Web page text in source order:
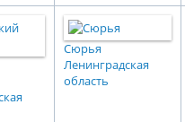
Сюрья
Ленинградская
область